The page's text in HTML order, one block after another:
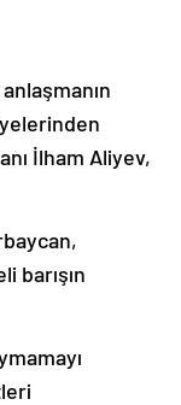
İlham Aliyev,
barışın